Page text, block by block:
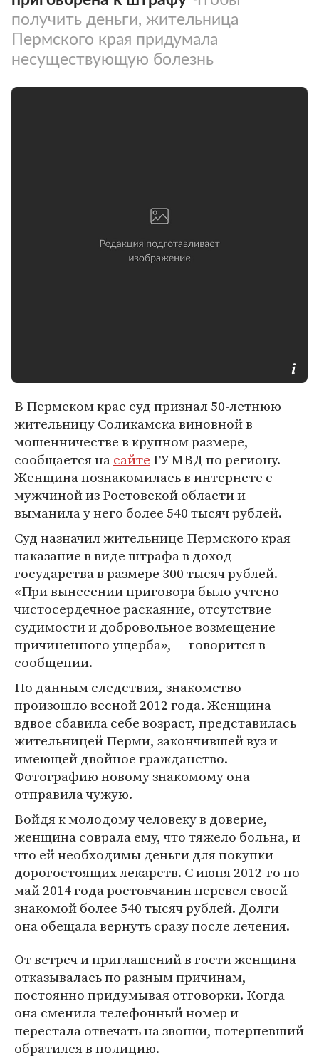
получить деньги, жительница
Пермского края придумала
несуществующую болезнь
В Пермском крае суд признал 50-летнюю
жительницу Соликамска виновной в
мошенничестве в крупном размере,
сообщается насайте ГУ МВД по региону.
Женщина познакомилась в интернете с
мужчиной из Ростовской области и
выманила у него более 540 тысяч рублей.
Суд назначил жительнице Пермского края
наказание в виде штрафа в доход
государства в размере 300 тысяч рублей.
«При вынесении приговора было учтено
чистосердечное раскаяние, отсутствие
судимости и добровольное возмещение
причиненного ущерба», — говорится в
сообщении.
По данным следствия, знакомство
произошло весной 2012 года. Женщина
вдвое сбавила себе возраст, представилась
жительницей Перми, закончившей вуз и
имеющей двойное гражданство.
Фотографию новому знакомому она
отправила чужую.
Войдя к молодому человеку в доверие,
женщина соврала ему, что тяжело больна, и
что ей необходимы деньги для покупки
дорогостоящих лекарств. С июня 2012-го по
май 2014 года ростовчанин перевел своей
знакомой более 540 тысяч рублей. Долги
она обещала вернуть сразу после лечения.
От встреч и приглашений в гости женщина
отказывалась по разным причинам,
постоянно придумывая отговорки. Когда
она сменила телефонный номер и
перестала отвечать на звонки, потерпевший
обратился в полицию.